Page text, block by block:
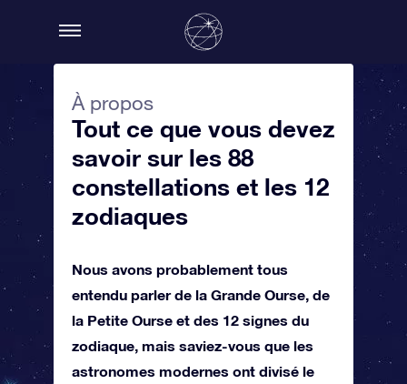
À propos
Tout ce que vous devez
savoir sur les 88
constellations et les 12
zodiaques
Nous avons probablement tous
entendu parler de la Grande Ourse, de
la Petite Ourse et des 12 signes du
zodiaque, mais saviez-vous que les
astronomes modernes ont divisé le